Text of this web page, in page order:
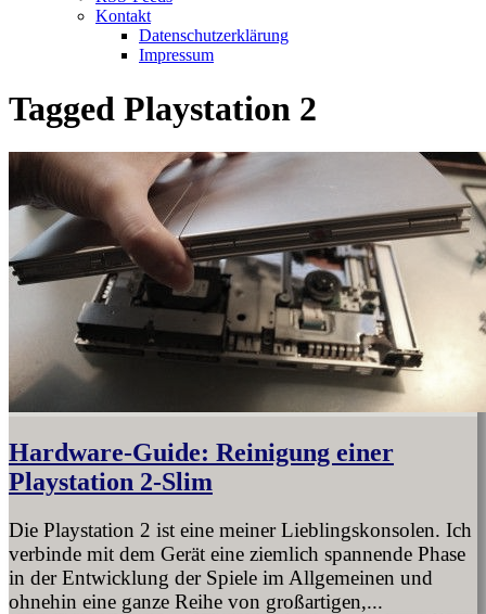
Kontakt
Datenschutzerklärung
Impressum
Tagged Playstation 2
Hardware-Guide: Reinigung einer
Playstation 2-Slim
Die Playstation 2 ist eine meiner Lieblingskonsolen. Ich
verbinde mit dem Gerät eine ziemlich spannende Phase
in der Entwicklung der Spiele im Allgemeinen und
ohnehin eine ganze Reihe von großartigen,...